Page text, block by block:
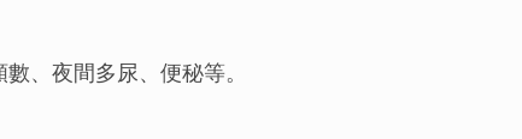
、夜間多尿、便秘等。